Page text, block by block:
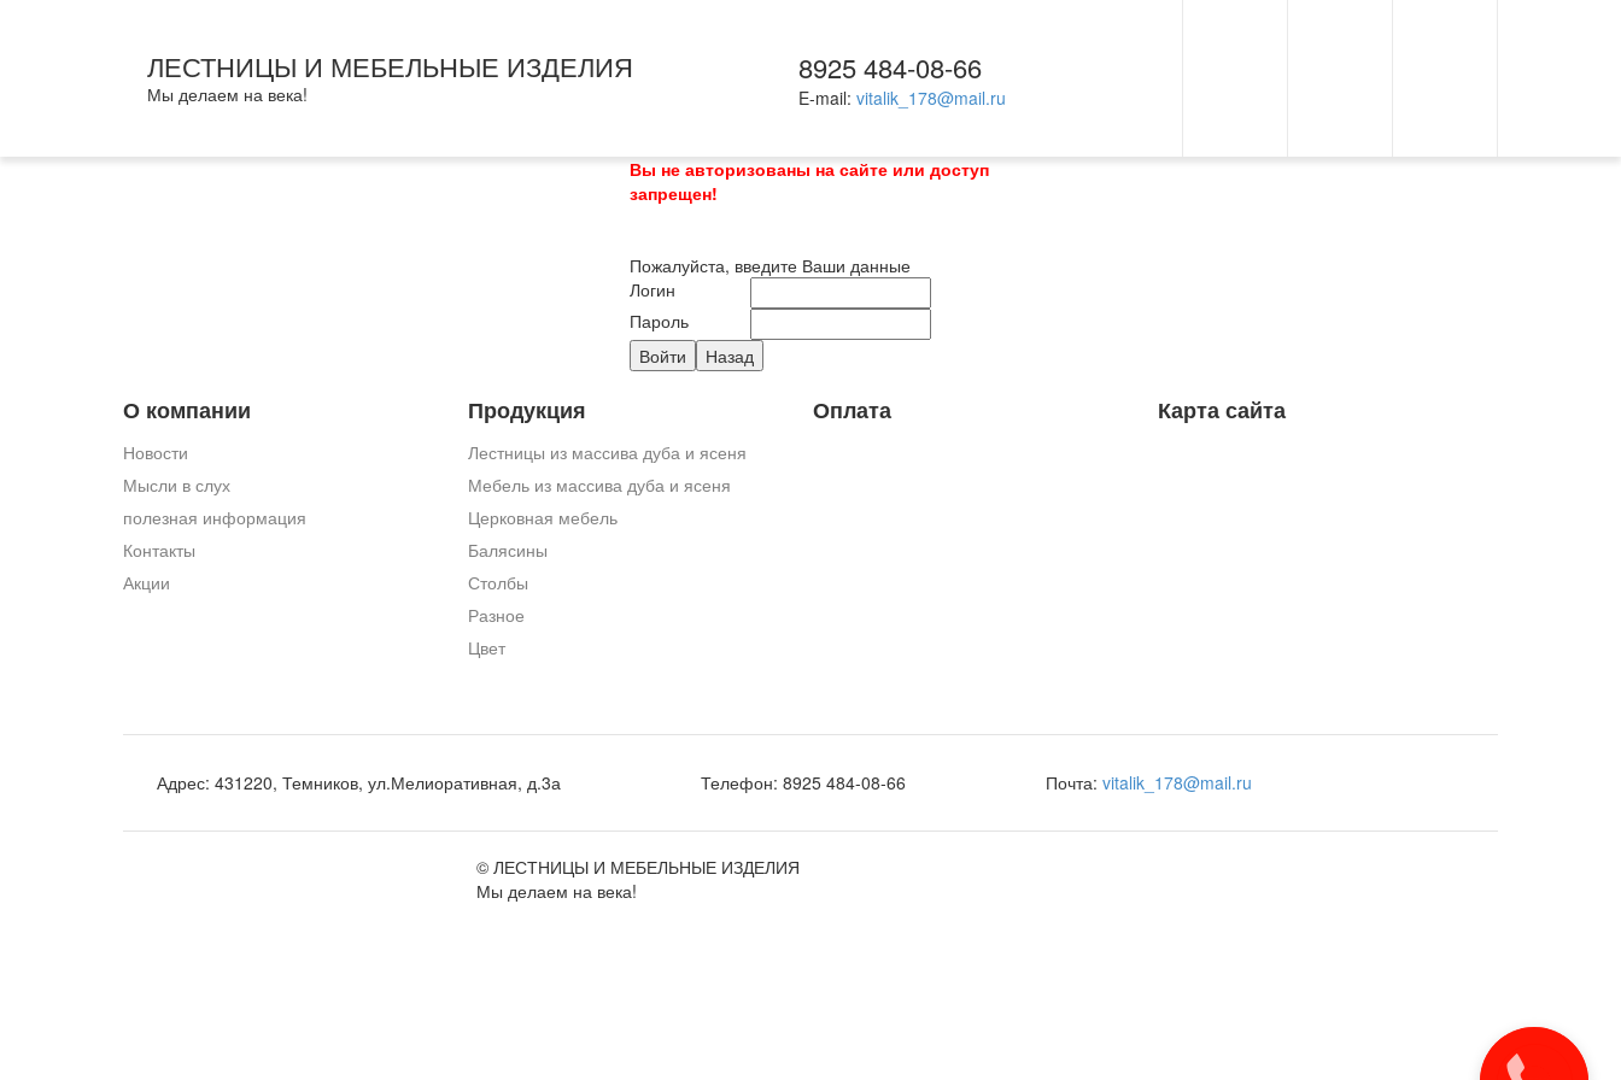
ЛЕСТНИЦЫ И МЕБЕЛЬНЫЕ ИЗДЕЛИЯ
Мы делаем на века!
8925 484-08-66
E-mail: vitalik_178@mail.ru
Вы не авторизованы на сайте или доступ
запрещен!
Пожалуйста, введите Ваши данные
Логин
Пароль
О компании
Новости
Мысли в слух
полезная информация
Контакты
Акции
Продукция
Лестницы из массива дуба и ясеня
Мебель из массива дуба и ясеня
Церковная мебель
Балясины
Столбы
Разное
Цвет
Оплата Карта сайта
Адрес: 431220, Темников, ул.Мелиоративная, д.3а Телефон: 8925 484-08-66 Почта: vitalik_178@mail.ru
© ЛЕСТНИЦЫ И МЕБЕЛЬНЫЕ ИЗДЕЛИЯ
Мы делаем на века!
Закажите